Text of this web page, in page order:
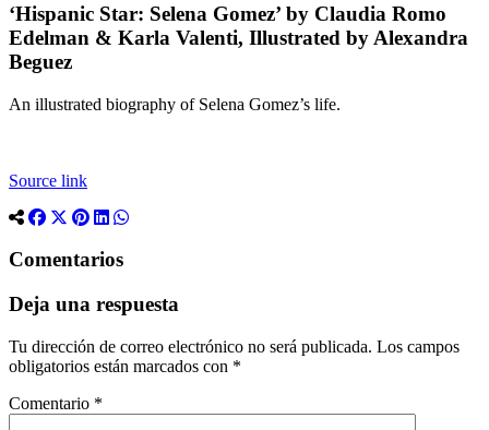
‘Hispanic Star: Selena Gomez’ by Claudia Romo
Edelman & Karla Valenti, Illustrated by Alexandra
Beguez
An illustrated biography of Selena Gomez’s life.
Source link
Comentarios
Deja una respuesta
Tu dirección de correo electrónico no será publicada. Los campos
obligatorios están marcados con *
Comentario *